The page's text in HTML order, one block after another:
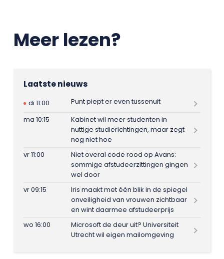
Meer lezen?
Laatste nieuws
di 11:00
Punt piept er even tussenuit
ma 10:15
Kabinet wil meer studenten in
nuttige studierichtingen, maar zegt
nog niet hoe
vr 11:00
Niet overal code rood op Avans:
sommige afstudeerzittingen gingen
wel door
vr 09:15
Iris maakt met één blik in de spiegel
onveiligheid van vrouwen zichtbaar
en wint daarmee afstudeerprijs
wo 16:00
Microsoft de deur uit? Universiteit
Utrecht wil eigen mailomgeving